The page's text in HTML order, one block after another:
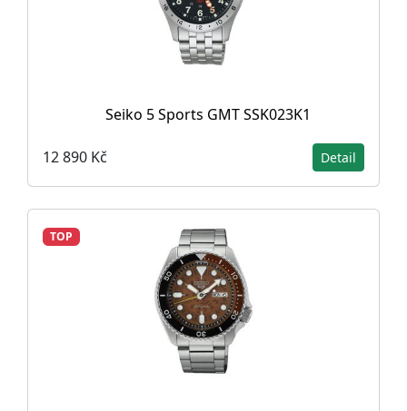
Seiko 5 Sports GMT SSK023K1
12 890 Kč Detail
TOP